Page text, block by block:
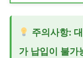
주의사항:
가 납입이 불가